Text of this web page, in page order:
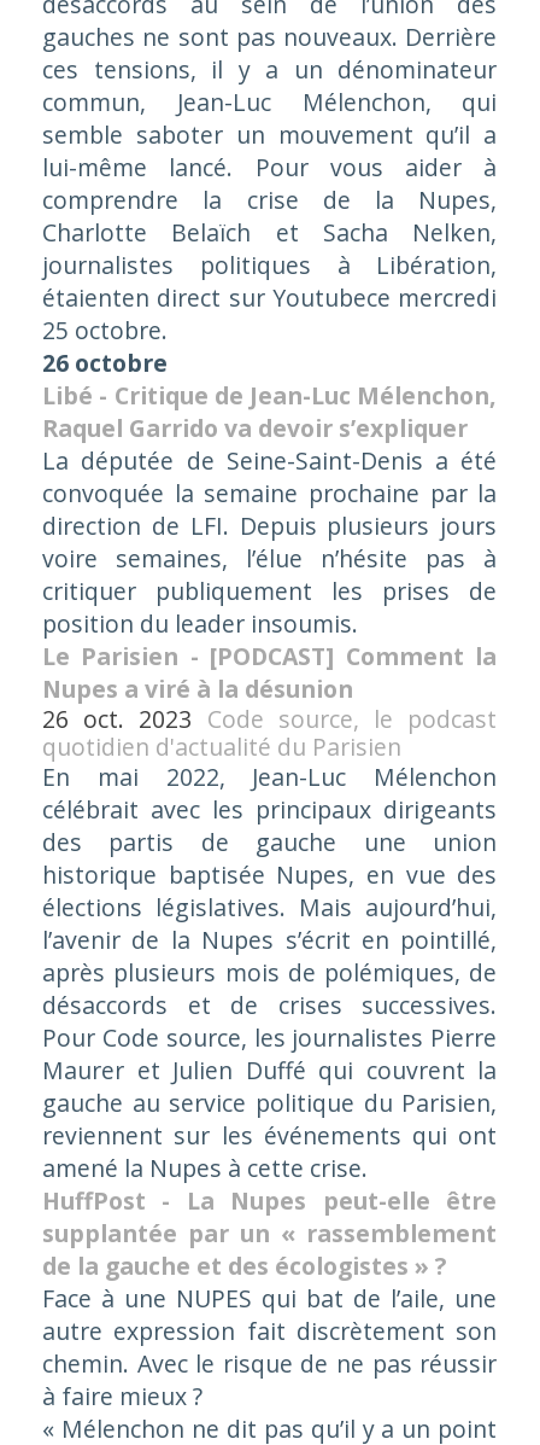
gauches ne sont pas nouveaux. Derrière
ces tensions, il y a un dénominateur
commun, Jean-Luc Mélenchon, qui
semble saboter un mouvement qu’il a
lui-même lancé. Pour vous aider à
comprendre la crise de la Nupes,
Charlotte Belaïch et Sacha Nelken,
journalistes politiques à Libération,
étaienten direct sur Youtubece mercredi
25 octobre.
26 octobre
Libé - Critique de Jean-Luc Mélenchon,
Raquel Garrido va devoir s’expliquer
La députée de Seine-Saint-Denis a été
convoquée la semaine prochaine par la
direction de LFI. Depuis plusieurs jours
voire semaines, l’élue n’hésite pas à
critiquer publiquement les prises de
position du leader insoumis.
Le Parisien - [PODCAST] Comment la
Nupes a viré à la désunion
26 oct. 2023 Code source, le podcast
quotidien d'actualité du Parisien
En mai 2022, Jean-Luc Mélenchon
célébrait avec les principaux dirigeants
des partis de gauche une union
historique baptisée Nupes, en vue des
élections législatives. Mais aujourd’hui,
l’avenir de la Nupes s’écrit en pointillé,
après plusieurs mois de polémiques, de
désaccords et de crises successives.
Pour Code source, les journalistes Pierre
Maurer et Julien Duffé qui couvrent la
gauche au service politique du Parisien,
reviennent sur les événements qui ont
amené la Nupes à cette crise.
HuffPost - La Nupes peut-elle être
supplantée par un « rassemblement
de la gauche et des écologistes » ?
Face à une NUPES qui bat de l’aile, une
autre expression fait discrètement son
chemin. Avec le risque de ne pas réussir
à faire mieux ?
« Mélenchon ne dit pas qu’il y a un point